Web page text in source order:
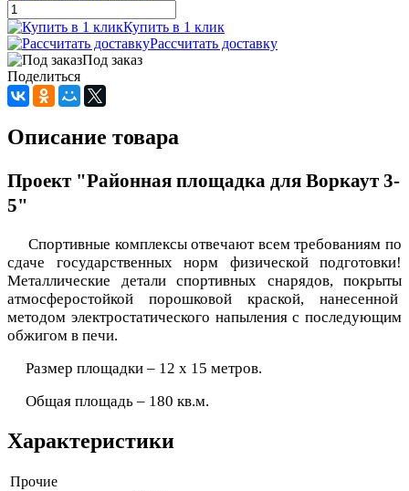
Купить в 1 клик
Рассчитать доставку
Под заказ
Поделиться
Описание товара
Проект "Районная площадка для Воркаут 3-
5"
Спортивные комплексы отвечают всем требованиям по
сдаче государственных норм физической подготовки!
Металлические детали спортивных снарядов, покрыты
атмосферостойкой порошковой краской, нанесенной
методом электростатического напыления с последующим
обжигом в печи.
Размер площадки – 12 х 15 метров.
Общая площадь – 180 кв.м.
Характеристики
Прочие